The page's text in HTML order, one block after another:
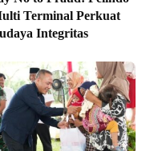
Terminal Perkuat
Integritas